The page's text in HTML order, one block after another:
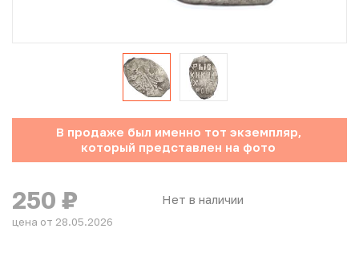
Античные и средневековые монеты
Инвестиционные монеты
В продаже был именно тот экземпляр,
который представлен на фото
Нет в наличии
250 ₽
цена от 28.05.2026